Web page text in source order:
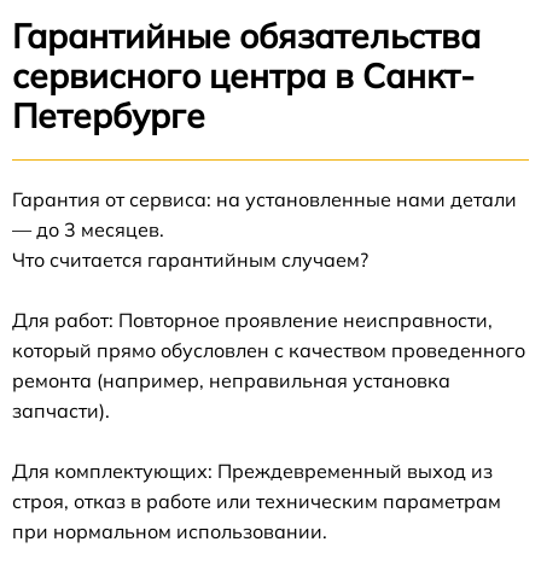
Гарантийные обязательства
сервисного центра в Санкт-
Петербурге
Гарантия от сервиса: на установленные нами детали
— до 3 месяцев.
Что считается гарантийным случаем?
Для работ: Повторное проявление неисправности,
который прямо обусловлен с качеством проведенного
ремонта (например, неправильная установка
запчасти).
Для комплектующих: Преждевременный выход из
строя, отказ в работе или техническим параметрам
при нормальном использовании.